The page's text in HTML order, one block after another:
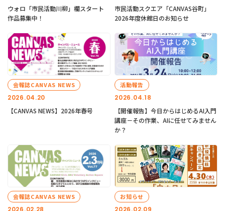
ウォロ「市民活動川柳」欄スタート
作品募集中！
市民活動スクエア「CANVAS谷町」
2026年度休館日のお知らせ
2026.04.20
会報誌CANVAS NEWS
【CANVAS NEWS】2026年春号
2026.04.18
活動報告
【開催報告】今日からはじめるAI入門
講座－その作業、AIに任せてみません
か？
2026.02.28
会報誌CANVAS NEWS
2026.02.09
お知らせ